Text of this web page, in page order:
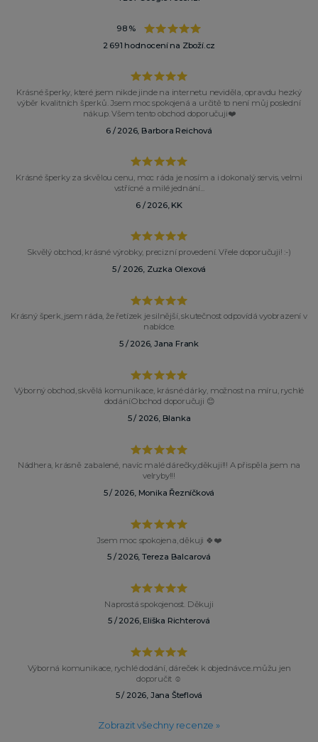
98 %
2 691 hodnocení na Zboží.cz
Krásné šperky, které jsem nikde jinde na internetu neviděla, opravdu hezký
výběr kvalitních šperků. Jsem moc spokojená a určitě to není můj poslední
nákup. Všem tento obchod doporučuji❤️
6 / 2026, Barbora Reichová
Krásné šperky za skvělou cenu, moc ráda je nosím a i dokonalý servis, velmi
vstřícné a milé jednání...
6 / 2026, KK
Skvělý obchod, krásné výrobky, precizní provedení. Vřele doporučuji! :-)
5 / 2026, Zuzka Olexová
Krásný šperk, jsem ráda, že řetízek je silnější, skutečnost odpovídá vyobrazení v
nabídce.
5 / 2026, Jana Frank
Výborný obchod, skvělá komunikace, krásné dárky, možnost na míru, rychlé
dodání.Obchod doporučuji 😊
5 / 2026, Blanka
Nádhera, krásně zabalené, navíc malé dárečky,děkuji!!! A přispěla jsem na
velryby!!!
5 / 2026, Monika Řezníčková
Jsem moc spokojena, děkuji 🍀❤️
5 / 2026, Tereza Balcarová
Naprostá spokojenost. Děkuji
5 / 2026, Eliška Richterová
Výborná komunikace, rychlé dodání, dáreček k objednávce..můžu jen
doporučit ☺️
5 / 2026, Jana Šteflová
Zobrazit všechny recenze »